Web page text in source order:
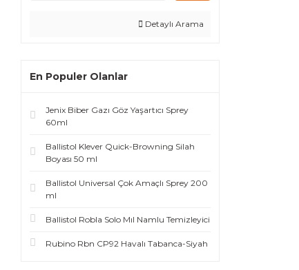
Detaylı Arama
En Populer Olanlar
Jenix Biber Gazı Göz Yaşartıcı Sprey
60ml
Ballistol Klever Quick-Browning Silah
Boyası 50 ml
Ballistol Universal Çok Amaçlı Sprey 200
ml
Ballistol Robla Solo Mıl Namlu Temizleyici
Rubino Rbn CP92 Havalı Tabanca-Siyah